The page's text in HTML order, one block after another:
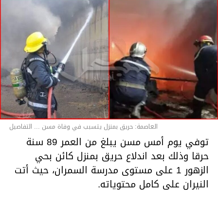
العاصمة: حريق بمنزل يتسبب في وفاة مسن ... التفاصيل
توفي يوم أمس مسن يبلغ من العمر 89 سنة
حرقا وذلك بعد اندلاع حريق بمنزل كائن بحي
الزهور 1 على مستوى مدرسة السمران، حيث أتت
النيران على كامل محتوياته.